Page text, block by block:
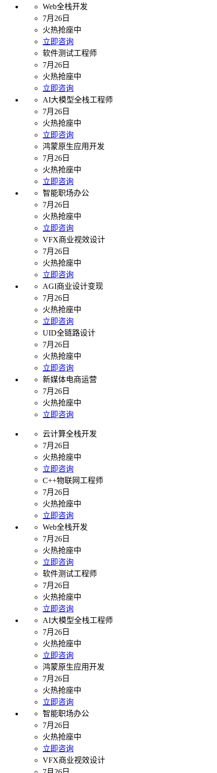
Web全栈开发
7月26日
火热抢座中
立即咨询
软件测试工程师
7月26日
火热抢座中
立即咨询
AI大模型全栈工程师
7月26日
火热抢座中
立即咨询
鸿蒙原生应用开发
7月26日
火热抢座中
立即咨询
智能职场办公
7月26日
火热抢座中
立即咨询
VFX商业视效设计
7月26日
火热抢座中
立即咨询
AGI商业设计变现
7月26日
火热抢座中
立即咨询
UID全链路设计
7月26日
火热抢座中
立即咨询
新媒体电商运营
7月26日
火热抢座中
立即咨询
云计算全栈开发
7月26日
火热抢座中
立即咨询
C++物联网工程师
7月26日
火热抢座中
立即咨询
Web全栈开发
7月26日
火热抢座中
立即咨询
软件测试工程师
7月26日
火热抢座中
立即咨询
AI大模型全栈工程师
7月26日
火热抢座中
立即咨询
鸿蒙原生应用开发
7月26日
火热抢座中
立即咨询
智能职场办公
7月26日
火热抢座中
立即咨询
VFX商业视效设计